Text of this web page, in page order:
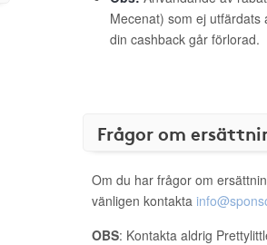
Mecenat) som ej
din cashback går förlorad.
Frågor om
Om du har frågor om
vänligen kontakta
OBS: Kontakta aldrig